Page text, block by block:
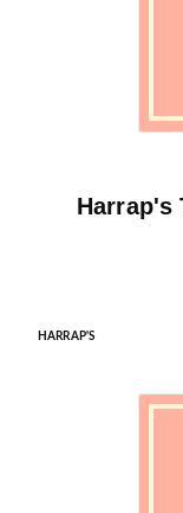
Harrap's
HARRAP'S